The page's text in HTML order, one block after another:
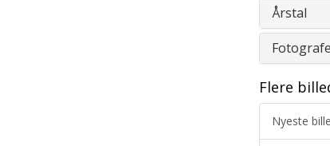
Årstal
Flere
Nyeste